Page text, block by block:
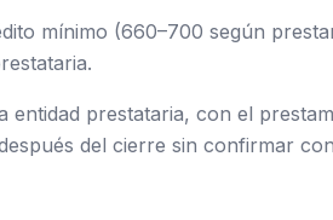
mínimo (660–700 según
prestataria, con el
del cierre sin confirmar